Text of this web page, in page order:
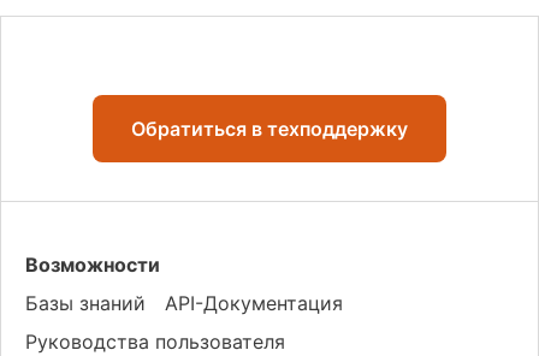
Обратиться в техподдержку
Возможности
Базы знаний
API-Документация
Руководства пользователя